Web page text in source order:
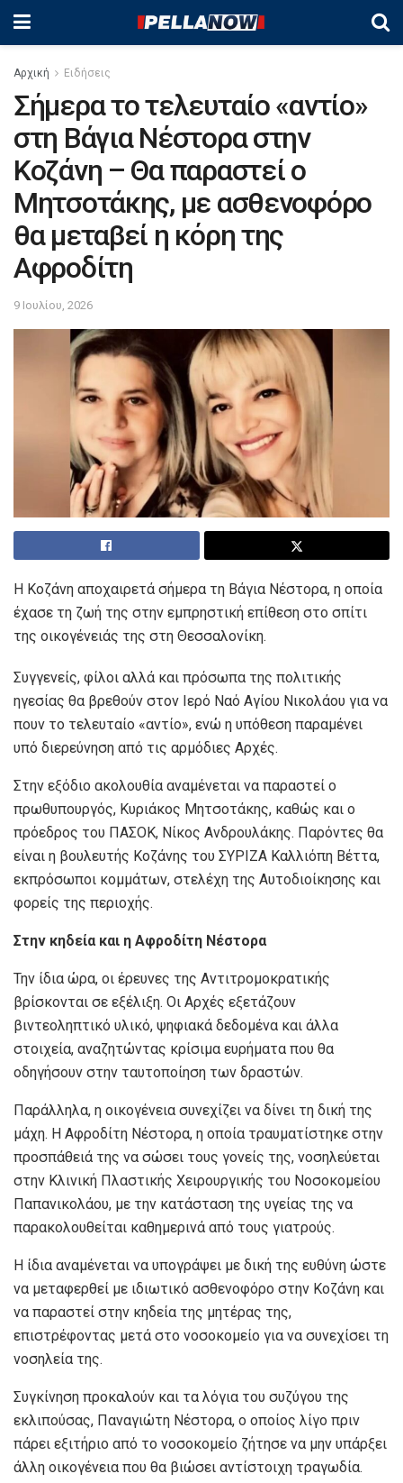
Αρχική Ειδήσεις
Σήμερα το τελευταίο «αντίο»
στη Βάγια Νέστορα στην
Κοζάνη – Θα παραστεί ο
Μητσοτάκης, με ασθενοφόρο
θα μεταβεί η κόρη της
Αφροδίτη
9 Ιουλίου, 2026
Η Κοζάνη αποχαιρετά σήμερα τη Βάγια Νέστορα, η οποία
έχασε τη ζωή της στην εμπρηστική επίθεση στο σπίτι
της οικογένειάς της στη Θεσσαλονίκη.
Συγγενείς, φίλοι αλλά και πρόσωπα της πολιτικής
ηγεσίας θα βρεθούν στον Ιερό Ναό Αγίου Νικολάου για να
πουν το τελευταίο «αντίο», ενώ η υπόθεση παραμένει
υπό διερεύνηση από τις αρμόδιες Αρχές.
Στην εξόδιο ακολουθία αναμένεται να παραστεί ο
πρωθυπουργός, Κυριάκος Μητσοτάκης, καθώς και ο
πρόεδρος του ΠΑΣΟΚ, Νίκος Ανδρουλάκης. Παρόντες θα
είναι η βουλευτής Κοζάνης του ΣΥΡΙΖΑ Καλλιόπη Βέττα,
εκπρόσωποι κομμάτων, στελέχη της Αυτοδιοίκησης και
φορείς της περιοχής.
Στην κηδεία και η Αφροδίτη Νέστορα
Την ίδια ώρα, οι έρευνες της Αντιτρομοκρατικής
βρίσκονται σε εξέλιξη. Οι Αρχές εξετάζουν
βιντεοληπτικό υλικό, ψηφιακά δεδομένα και άλλα
στοιχεία, αναζητώντας κρίσιμα ευρήματα που θα
οδηγήσουν στην ταυτοποίηση των δραστών.
Παράλληλα, η οικογένεια συνεχίζει να δίνει τη δική της
μάχη. Η Αφροδίτη Νέστορα, η οποία τραυματίστηκε στην
προσπάθειά της να σώσει τους γονείς της, νοσηλεύεται
στην Κλινική Πλαστικής Χειρουργικής του Νοσοκομείου
Παπανικολάου, με την κατάσταση της υγείας της να
παρακολουθείται καθημερινά από τους γιατρούς.
Η ίδια αναμένεται να υπογράψει με δική της ευθύνη ώστε
να μεταφερθεί με ιδιωτικό ασθενοφόρο στην Κοζάνη και
να παραστεί στην κηδεία της μητέρας της,
επιστρέφοντας μετά στο νοσοκομείο για να συνεχίσει τη
νοσηλεία της.
Συγκίνηση προκαλούν και τα λόγια του συζύγου της
εκλιπούσας, Παναγιώτη Νέστορα, ο οποίος λίγο πριν
πάρει εξιτήριο από το νοσοκομείο ζήτησε να μην υπάρξει
άλλη οικογένεια που θα βιώσει αντίστοιχη τραγωδία.